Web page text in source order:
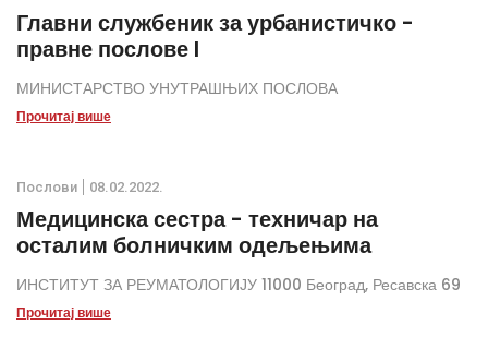
Главни службеник за урбанистичко -
правне послове I
МИНИСТАРСТВО УНУТРАШЊИХ ПОСЛОВА
Прочитај више
Послови 08.02.2022.
Медицинска сестра - техничар на
осталим болничким одељењима
ИНСТИТУТ ЗА РЕУМАТОЛОГИЈУ 11000 Београд, Ресавска 69
Прочитај више